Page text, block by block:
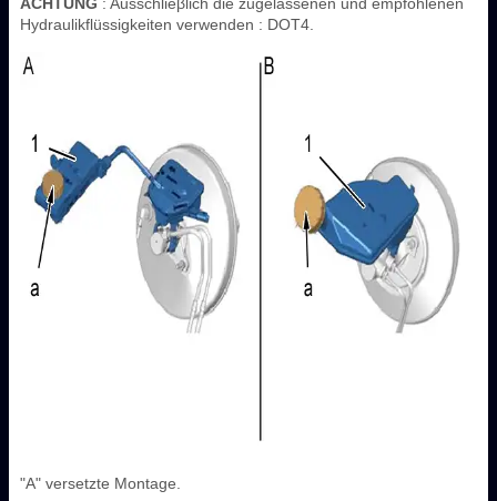
Hydraulikflüssigkeiten verwenden : DOT4.
"A" versetzte Montage.